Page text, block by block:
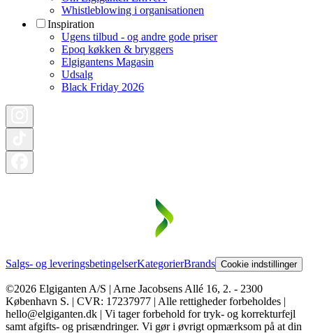
Whistleblowing i organisationen
Inspiration
Ugens tilbud - og andre gode priser
Epoq køkken & bryggers
Elgigantens Magasin
Udsalg
Black Friday 2026
Salgs- og leveringsbetingelserKategorierBrands Cookie indstillinger
©2026 Elgiganten A/S | Arne Jacobsens Allé 16, 2. - 2300
København S. | CVR: 17237977 | Alle rettigheder forbeholdes |
hello@elgiganten.dk | Vi tager forbehold for tryk- og korrekturfejl
samt afgifts- og prisændringer. Vi gør i øvrigt opmærksom på at din